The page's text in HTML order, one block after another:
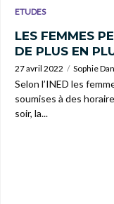
ETUDES
LES FEMMES
DE PLUS EN
27 avril 2022 Sophie
Selon l’INED les
soumises à des
soir, la...